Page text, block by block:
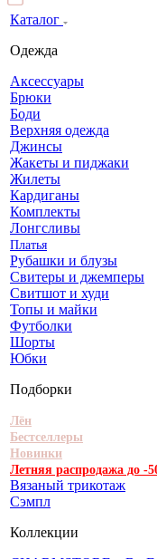
Каталог
Одежда
Аксессуары
Брюки
Боди
Верхняя одежда
Джинсы
Жакеты и пиджаки
Жилеты
Кардиганы
Комплекты
Лонгсливы
Платья
Рубашки и блузы
Свитеры и джемперы
Свитшот и худи
Топы и майки
Футболки
Шорты
Юбки
Подборки
Лён
Бестселлеры
Новинки
Летняя распродажа до -
Вязаный трикотаж
Сэмпл
Коллекции